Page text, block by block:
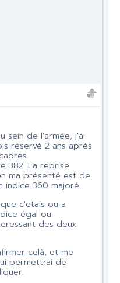
sein de l'armée, j'ai
réservé 2 ans aprés
382. La reprise
ma présenté est de
indice 360 majoré.
c'etais ou a
égal ou
des deux
celà, et me
permettrai de